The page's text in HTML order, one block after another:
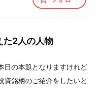
た2人の人物
日の本題となりますけれど
資銘柄のご紹介をしたいと